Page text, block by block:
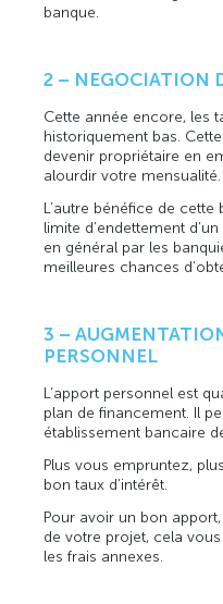
banque.
2 – NEGOCIATION
Cette année encore, les
historiquement bas.
devenir propriétaire en
alourdir votre mensualité.
L’autre bénéfice de cette
limite d’endettement
en général par les
meilleures chances
3 –
PERSONNEL
L’apport personnel est
plan de financement. Il
établissement bancaire
Plus vous empruntez,
bon taux d’intérêt.
Pour avoir un bon
de votre projet, cela
les frais annexes.